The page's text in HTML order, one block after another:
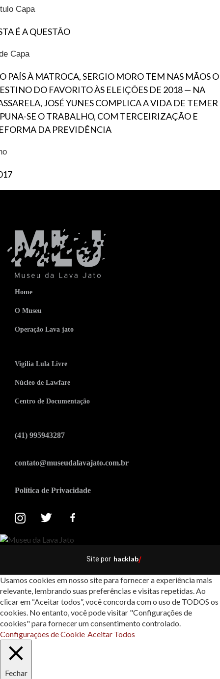
Capa
É A QUESTÃO
Capa
PAÍS À MATROCA, SERGIO MORO TEM NAS MÃOS O
DO FAVORITO ÀS ELEIÇÕES DE 2018 — NA
JOSÉ YUNES COMPLICA A VIDA DE
SE O TRABALHO, COM TERCEIRIZAÇÃO E
DA PREVIDÊNCIA
Home
O Museu
Operação Lava jato
Vigilia Lula Livre
Núcleo de Lawfare
Centro de Documentação
(41) 995943287
contato@museudalavajato.com.br
Política de Privacidade
Site por hacklab/
Usamos cookies em nosso site para fornecer a experiência mais
relevante, lembrando suas preferências e visitas repetidas. Ao
clicar em “Aceitar todos”, você concorda com o uso de TODOS os
cookies. No entanto, você pode visitar "Configurações de
cookies" para fornecer um consentimento controlado.
Configurações de Cookie Aceitar Todos
Fechar